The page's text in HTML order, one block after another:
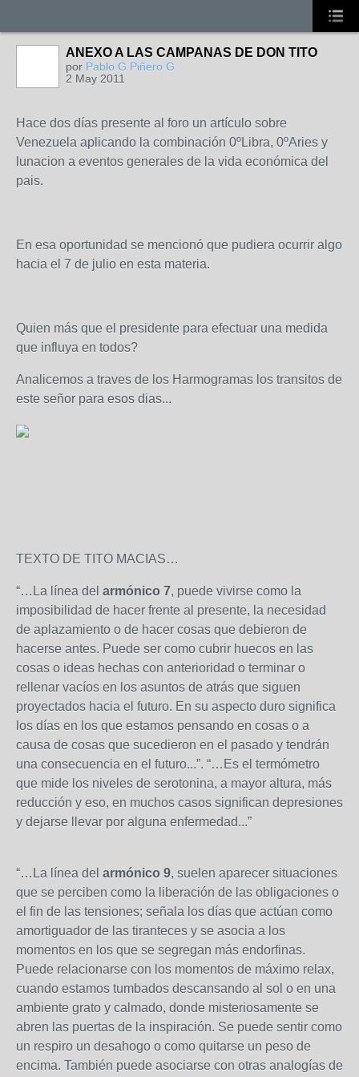
ANEXO A LAS CAMPANAS DE DON TITO
por Pablo G Piñero G
2 May 2011
Hace dos días presente al foro un artículo sobre
Venezuela aplicando la combinación 0ºLibra, 0ºAries y
lunacion a eventos generales de la vida económica del
pais.
En esa oportunidad se mencionó que pudiera ocurrir algo
hacia el 7 de julio en esta materia.
Quien más que el presidente para efectuar una medida
que influya en todos?
Analicemos a traves de los Harmogramas los transitos de
este señor para esos dias...
TEXTO DE TITO MACIAS…
“…La línea del armónico 7, puede vivirse como la
imposibilidad de hacer frente al presente, la necesidad
de aplazamiento o de hacer cosas que debieron de
hacerse antes. Puede ser como cubrir huecos en las
cosas o ideas hechas con anterioridad o terminar o
rellenar vacíos en los asuntos de atrás que siguen
proyectados hacia el futuro. En su aspecto duro significa
los días en los que estamos pensando en cosas o a
causa de cosas que sucedieron en el pasado y tendrán
una consecuencia en el futuro...”. “…Es el termómetro
que mide los niveles de serotonina, a mayor altura, más
reducción y eso, en muchos casos significan depresiones
y dejarse llevar por alguna enfermedad...”
“…La línea del armónico 9, suelen aparecer situaciones
que se perciben como la liberación de las obligaciones o
el fin de las tensiones; señala los días que actúan como
amortiguador de las tiranteces y se asocia a los
momentos en los que se segregan más endorfinas.
Puede relacionarse con los momentos de máximo relax,
cuando estamos tumbados descansando al sol o en una
ambiente grato y calmado, donde misteriosamente se
abren las puertas de la inspiración. Se puede sentir como
un respiro un desahogo o como quitarse un peso de
encima. También puede asociarse con otras analogías de